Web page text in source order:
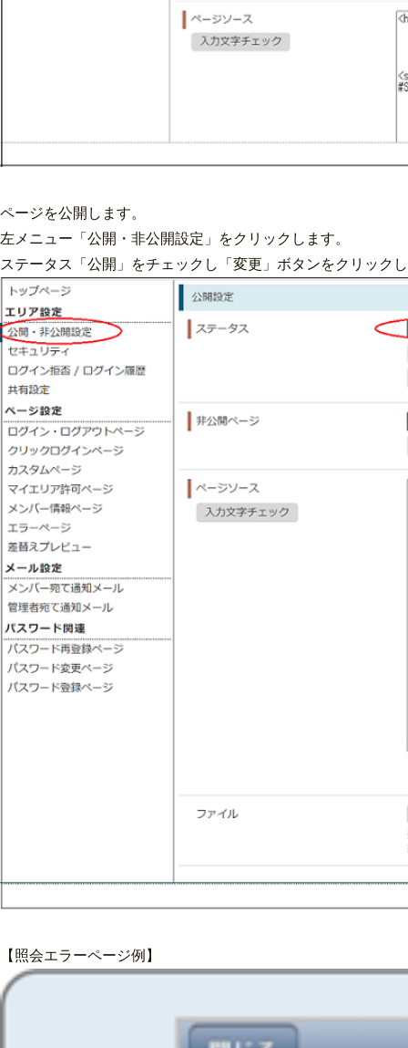
ページを公開します。
左メニュー「公開・非公開設定」をクリックします。
ステータス「公開」をチェックし「変更」ボタンをクリック
【照会エラーページ例】